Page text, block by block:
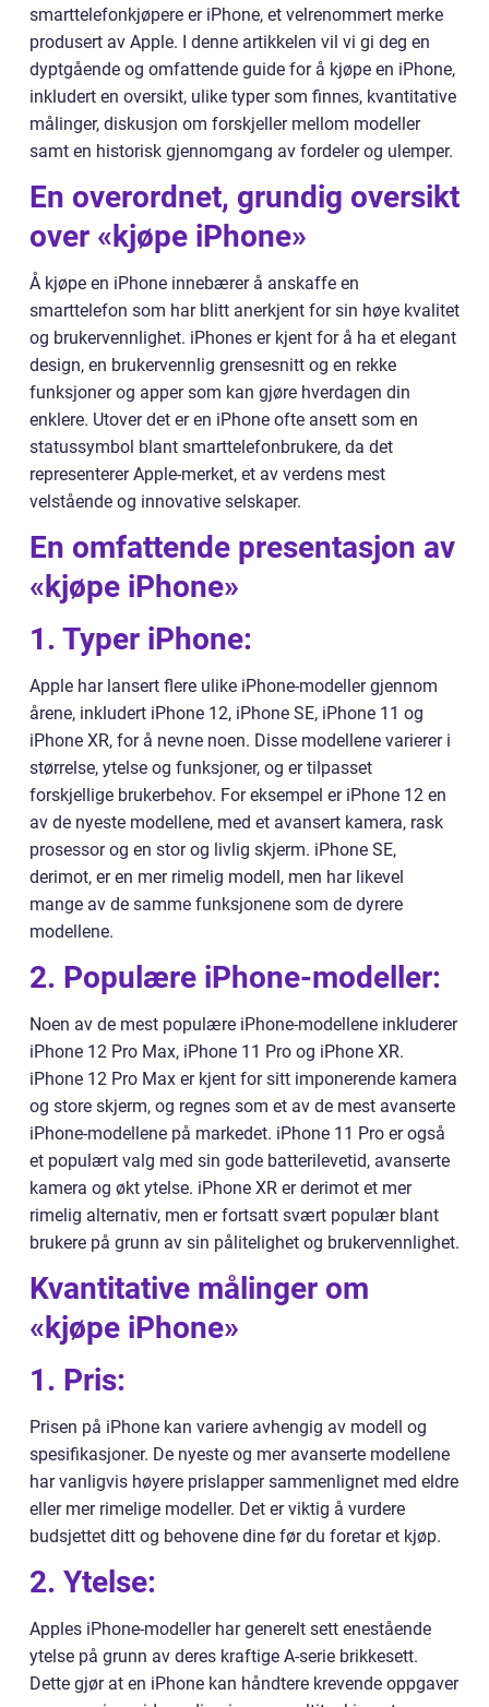
smarttelefonkjøpere er iPhone, et velrenommert merke
produsert av Apple. I denne artikkelen vil vi gi deg en
dyptgående og omfattende guide for å kjøpe en iPhone,
inkludert en oversikt, ulike typer som finnes, kvantitative
målinger, diskusjon om forskjeller mellom modeller
samt en historisk gjennomgang av fordeler og ulemper.
En overordnet, grundig oversikt
over «kjøpe iPhone»
Å kjøpe en iPhone innebærer å anskaffe en
smarttelefon som har blitt anerkjent for sin høye kvalitet
og brukervennlighet. iPhones er kjent for å ha et elegant
design, en brukervennlig grensesnitt og en rekke
funksjoner og apper som kan gjøre hverdagen din
enklere. Utover det er en iPhone ofte ansett som en
statussymbol blant smarttelefonbrukere, da det
representerer Apple-merket, et av verdens mest
velstående og innovative selskaper.
En omfattende presentasjon av
«kjøpe iPhone»
1. Typer iPhone:
Apple har lansert flere ulike iPhone-modeller gjennom
årene, inkludert iPhone 12, iPhone SE, iPhone 11 og
iPhone XR, for å nevne noen. Disse modellene varierer i
størrelse, ytelse og funksjoner, og er tilpasset
forskjellige brukerbehov. For eksempel er iPhone 12 en
av de nyeste modellene, med et avansert kamera, rask
prosessor og en stor og livlig skjerm. iPhone SE,
derimot, er en mer rimelig modell, men har likevel
mange av de samme funksjonene som de dyrere
modellene.
2. Populære iPhone-modeller:
Noen av de mest populære iPhone-modellene inkluderer
iPhone 12 Pro Max, iPhone 11 Pro og iPhone XR.
iPhone 12 Pro Max er kjent for sitt imponerende kamera
og store skjerm, og regnes som et av de mest avanserte
iPhone-modellene på markedet. iPhone 11 Pro er også
et populært valg med sin gode batterilevetid, avanserte
kamera og økt ytelse. iPhone XR er derimot et mer
rimelig alternativ, men er fortsatt svært populær blant
brukere på grunn av sin pålitelighet og brukervennlighet.
Kvantitative målinger om
«kjøpe iPhone»
1. Pris:
Prisen på iPhone kan variere avhengig av modell og
spesifikasjoner. De nyeste og mer avanserte modellene
har vanligvis høyere prislapper sammenlignet med eldre
eller mer rimelige modeller. Det er viktig å vurdere
budsjettet ditt og behovene dine før du foretar et kjøp.
2. Ytelse:
Apples iPhone-modeller har generelt sett enestående
ytelse på grunn av deres kraftige A-serie brikkesett.
Dette gjør at en iPhone kan håndtere krevende oppgaver